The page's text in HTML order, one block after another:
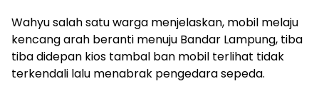
Wahyu salah satu warga menjelaskan, mobil melaju
kencang arah beranti menuju Bandar Lampung, tiba
tiba didepan kios tambal ban mobil terlihat tidak
terkendali lalu menabrak pengedara sepeda.